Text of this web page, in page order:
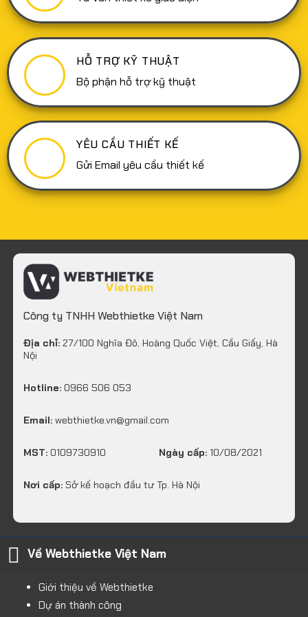
thực
hiện
hiệu
quả
HỖ TRỢ KỸ THUẬT
Bộ phận hỗ trợ kỹ thuật
YÊU CẦU THIẾT KẾ
Gửi Email yêu cầu thiết kế
Công ty TNHH Webthietke Việt Nam
Địa chỉ: 27/100 Nghĩa Đô, Hoàng Quốc Việt, Cầu Giấy, Hà
Nội
Hotline: 0966 506 053
Email: webthietke.vn@gmail.com
MST: 0109730910 Ngày cấp: 10/08/2021
Nơi cấp: Sở kế hoạch đầu tư Tp. Hà Nội
Về Webthietke Việt Nam
Giới thiệu về Webthietke
Dự án thành công